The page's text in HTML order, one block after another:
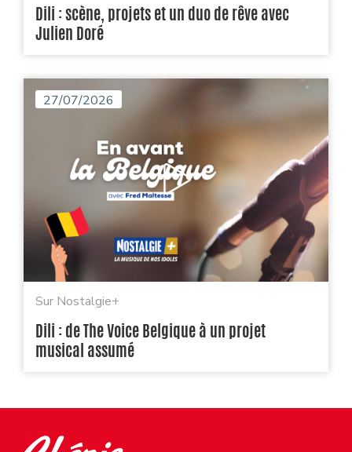
Dili : scène, projets et un duo de rêve avec
Julien Doré
27/07/2026
Sur Nostalgie+
Dili : de The Voice Belgique à un projet
musical assumé